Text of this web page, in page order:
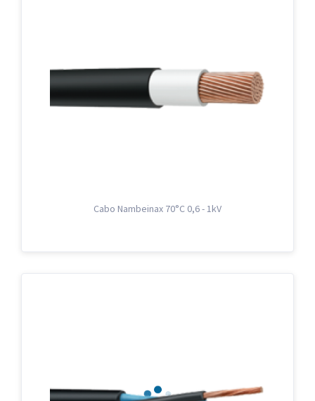
Cabo Nambeinax 70°C 0,6 - 1kV